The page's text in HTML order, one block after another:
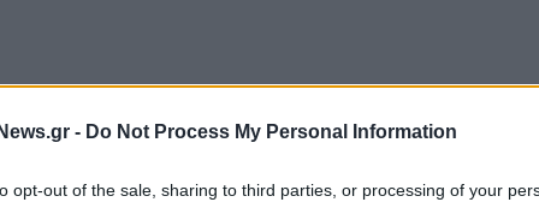
- Do Not Process My Personal Information
opt-out of the sale, sharing to third parties, or processing of your
ότι ο ΟΠΕΚΕΠΕ μπαίνει υπό
αλλάξει τέσσερις προέδρους στον ΟΠΕΚΕΠΕ;
παραιτήθηκε και ο πρόεδρος του “ΕΛΓΟ –